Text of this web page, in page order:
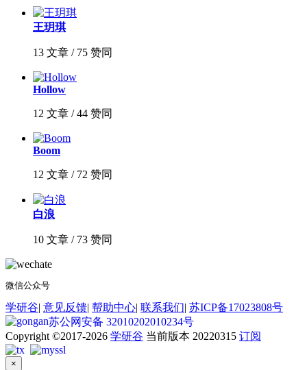
王玥琪
13 文章 / 75 赞同
Hollow
12 文章 / 44 赞同
Boom
12 文章 / 72 赞同
白浪
10 文章 / 73 赞同
微信公众号
学研谷| 意见反馈| 帮助中心| 联系我们| 苏ICP备17023808号
苏公网安备 32010202010234号
Copyright ©2017-2026 学研谷 当前版本 20220315 订阅
×